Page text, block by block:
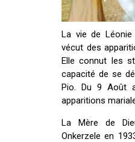
La vie de Léonie
vécut des
Elle connut les
capacité de se
Pio. Du 9 Août
apparitions
La Mère de
Onkerzele en